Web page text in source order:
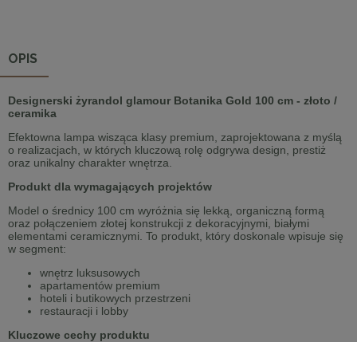
OPIS
Designerski żyrandol glamour Botanika Gold 100 cm - złoto /
ceramika
Efektowna lampa wisząca klasy premium, zaprojektowana z myślą
o realizacjach, w których kluczową rolę odgrywa design, prestiż
oraz unikalny charakter wnętrza.
Produkt dla wymagających projektów
Model o średnicy 100 cm wyróżnia się lekką, organiczną formą
oraz połączeniem złotej konstrukcji z dekoracyjnymi, białymi
elementami ceramicznymi. To produkt, który doskonale wpisuje się
w segment:
wnętrz luksusowych
apartamentów premium
hoteli i butikowych przestrzeni
restauracji i lobby
Kluczowe cechy produktu